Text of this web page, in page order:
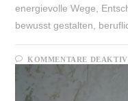
energievolle Wege,
bewusst gestalten,
KOMMENTARE